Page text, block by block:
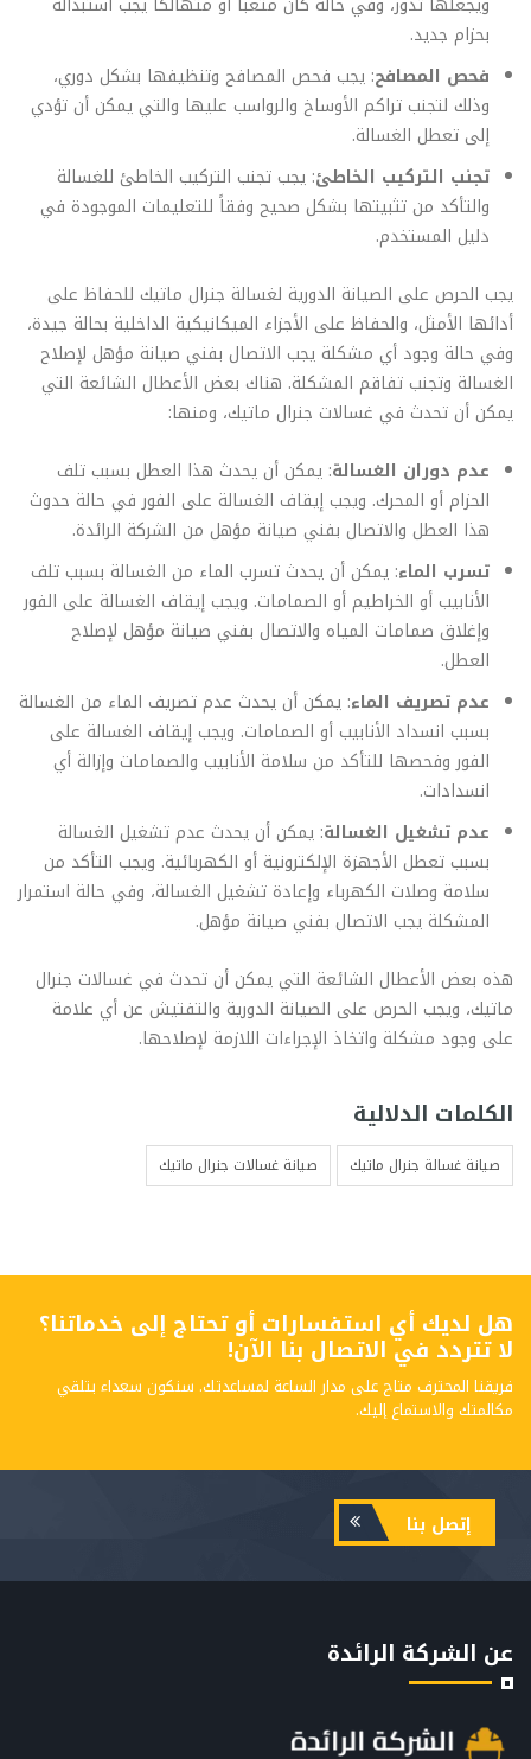
بحزام جديد.
فحص المصافح: يجب فحص المصافح وتنظيفها بشكل دوري،
وذلك لتجنب تراكم الأوساخ والرواسب عليها والتي يمكن أن تؤدي
إلى تعطل الغسالة.
تجنب التركيب الخاطئ: يجب تجنب التركيب الخاطئ للغسالة
والتأكد من تثبيتها بشكل صحيح وفقاً للتعليمات الموجودة في
دليل المستخدم.
يجب الحرص على الصيانة الدورية لغسالة جنرال ماتيك للحفاظ على
أدائها الأمثل، والحفاظ على الأجزاء الميكانيكية الداخلية بحالة جيدة،
وفي حالة وجود أي مشكلة يجب الاتصال بفني صيانة مؤهل لإصلاح
الغسالة وتجنب تفاقم المشكلة. هناك بعض الأعطال الشائعة التي
يمكن أن تحدث في غسالات جنرال ماتيك، ومنها:
عدم دوران الغسالة: يمكن أن يحدث هذا العطل بسبب تلف
الحزام أو المحرك. ويجب إيقاف الغسالة على الفور في حالة حدوث
هذا العطل والاتصال بفني صيانة مؤهل من الشركة الرائدة.
تسرب الماء: يمكن أن يحدث تسرب الماء من الغسالة بسبب تلف
الأنابيب أو الخراطيم أو الصمامات. ويجب إيقاف الغسالة على الفور
وإغلاق صمامات المياه والاتصال بفني صيانة مؤهل لإصلاح
العطل.
عدم تصريف الماء: يمكن أن يحدث عدم تصريف الماء من الغسالة
بسبب انسداد الأنابيب أو الصمامات. ويجب إيقاف الغسالة على
الفور وفحصها للتأكد من سلامة الأنابيب والصمامات وإزالة أي
انسدادات.
عدم تشغيل الغسالة: يمكن أن يحدث عدم تشغيل الغسالة
بسبب تعطل الأجهزة الإلكترونية أو الكهربائية. ويجب التأكد من
سلامة وصلات الكهرباء وإعادة تشغيل الغسالة، وفي حالة استمرار
المشكلة يجب الاتصال بفني صيانة مؤهل.
هذه بعض الأعطال الشائعة التي يمكن أن تحدث في غسالات جنرال
ماتيك، ويجب الحرص على الصيانة الدورية والتفتيش عن أي علامة
على وجود مشكلة واتخاذ الإجراءات اللازمة لإصلاحها.
الكلمات الدلالية
صيانة غسالة جنرال ماتيك صيانة غسالات جنرال ماتيك
هل لديك أي استفسارات أو تحتاج إلى خدماتنا؟
لا تتردد في الاتصال بنا الآن!
فريقنا المحترف متاح على مدار الساعة لمساعدتك. سنكون سعداء بتلقي
مكالمتك والاستماع إليك.
إتصل بنا
عن الشركة الرائدة